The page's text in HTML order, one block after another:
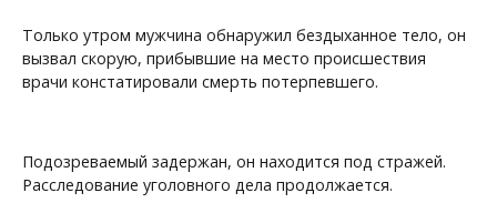
Только утром мужчина обнаружил бездыханное тело, он
вызвал скорую, прибывшие на место происшествия
врачи констатировали смерть потерпевшего.
Подозреваемый задержан, он находится под стражей.
Расследование уголовного дела продолжается.